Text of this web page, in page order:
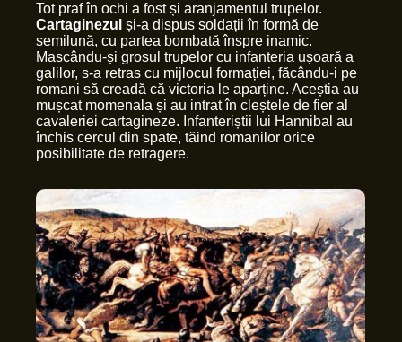
Tot praf în ochi a fost și aranjamentul trupelor.
Cartaginezul și-a dispus soldații în formă de
semilună, cu partea bombată înspre inamic.
Mascându-și grosul trupelor cu infanteria ușoară a
galilor, s-a retras cu mijlocul formației, făcându-i pe
romani să creadă că victoria le aparține. Aceștia au
mușcat momenala și au intrat în cleștele de fier al
cavaleriei cartagineze. Infanteriștii lui Hannibal au
închis cercul din spate, tăind romanilor orice
posibilitate de retragere.